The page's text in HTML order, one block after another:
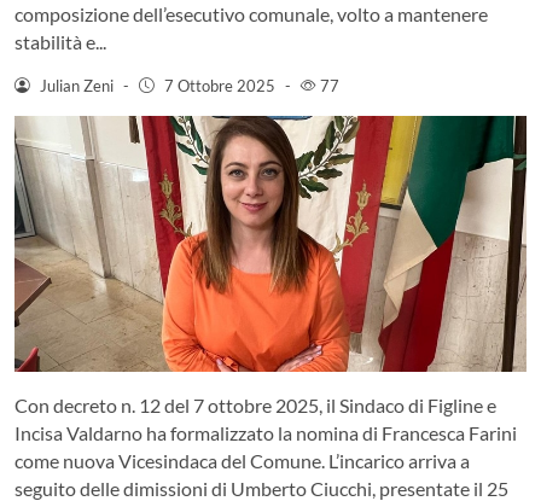
composizione dell’esecutivo comunale, volto a mantenere
stabilità e...
Julian Zeni - 7 Ottobre 2025 - 77
Con decreto n. 12 del 7 ottobre 2025, il Sindaco di Figline e
Incisa Valdarno ha formalizzato la nomina di Francesca Farini
come nuova Vicesindaca del Comune. L’incarico arriva a
seguito delle dimissioni di Umberto Ciucchi, presentate il 25